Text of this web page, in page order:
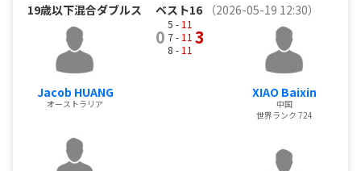
19歳以下混合ダブルス ベスト16 （2026-05-19 12:30）
Jacob HUANG
オーストラリア
0
5 - 11
7 - 11
8 - 11
3
XIAO Baixin
中国
世界ランク 724